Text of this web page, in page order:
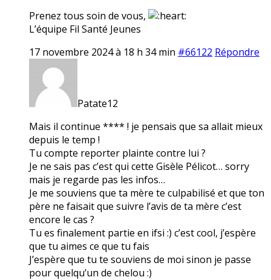
Prenez tous soin de vous,
L’équipe Fil Santé Jeunes
17 novembre 2024 à 18 h 34 min #66122 Répondre
Patate12
Mais il continue **** ! je pensais que sa allait mieux
depuis le temp !
Tu compte reporter plainte contre lui ?
Je ne sais pas c’est qui cette Gisèle Pélicot… sorry
mais je regarde pas les infos…
Je me souviens que ta mère te culpabilisé et que ton
père ne faisait que suivre l’avis de ta mère c’est
encore le cas ?
Tu es finalement partie en ifsi :) c’est cool, j’espère
que tu aimes ce que tu fais
J’espère que tu te souviens de moi sinon je passe
pour quelqu’un de chelou :)